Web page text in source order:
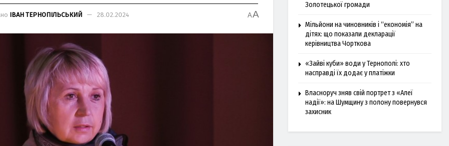
ІВАН ТЕРНОПІЛЬСЬКИЙ 28.02.2024 AA
Золотецької громади
Мільйони на чиновників і “економія” на
дітях: що показали декларації
керівництва Чорткова
«Зайві куби» води у Тернополі: хто
насправді їх додає у платіжки
Власноруч зняв свій портрет з «Алеї
надії»: на Шумщину з полону повернувся
захисник